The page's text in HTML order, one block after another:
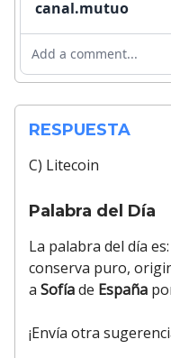
canal.mutuo
Add a comment...
RESPUESTA
C) Litecoin
Palabra del Día
La palabra del día es:
conserva puro,
a Sofíade España
¡Envía otra